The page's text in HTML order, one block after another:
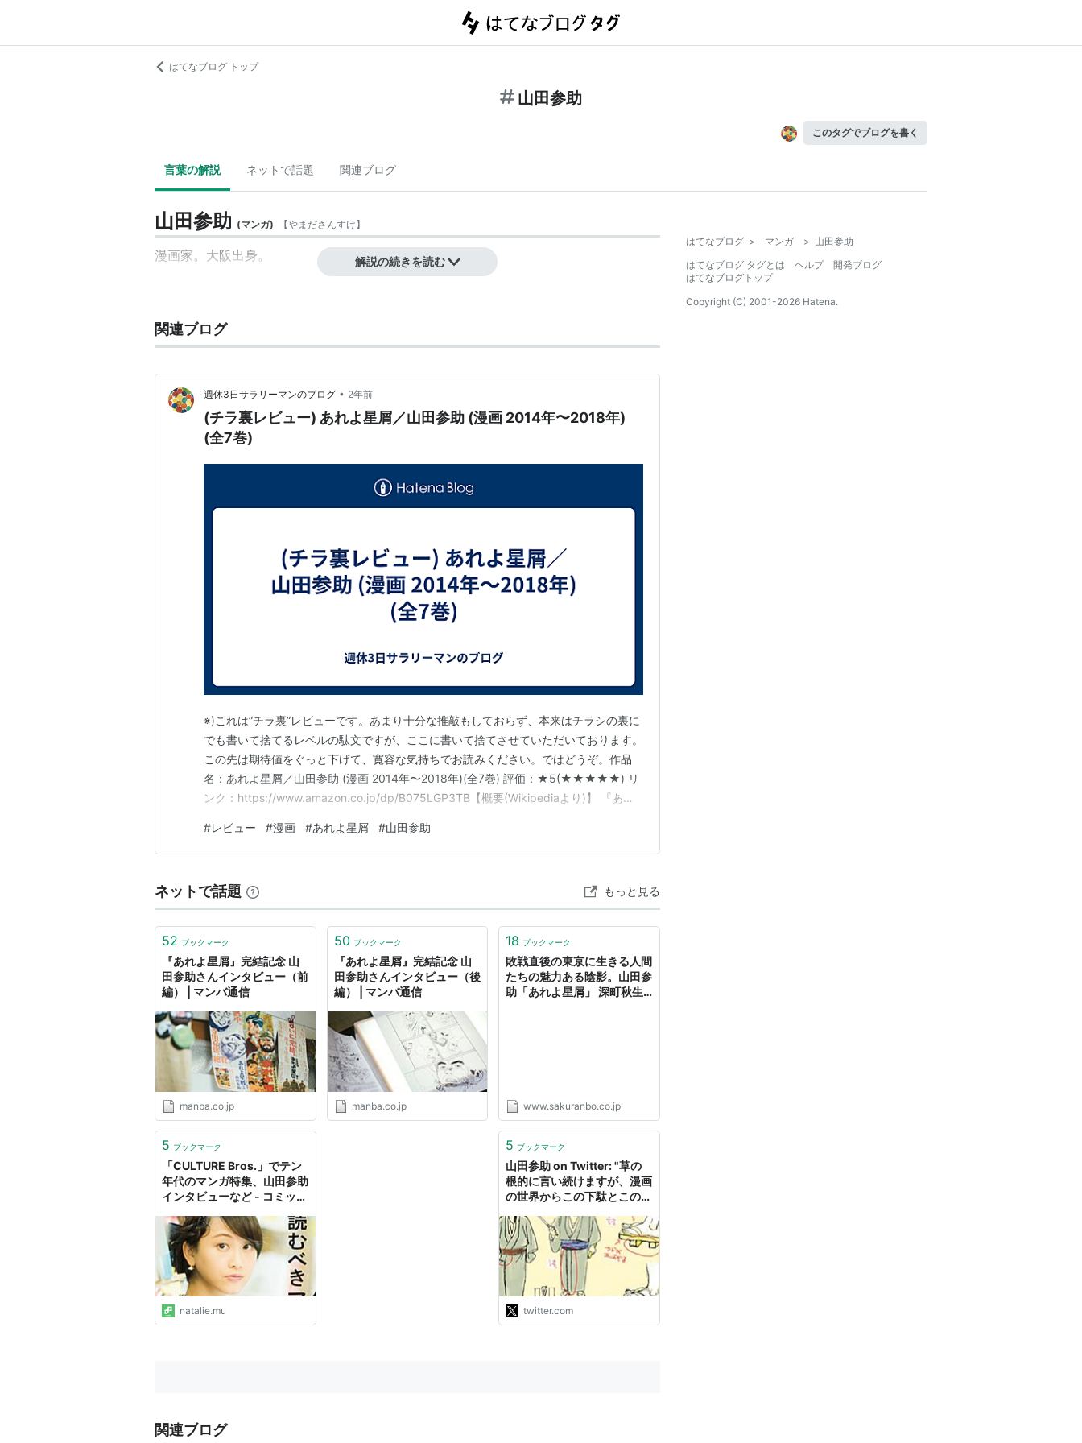
はてなブログ トップ
山田参助
このタグでブログを書く
言葉の解説 ネットで話題 関連ブログ
山田参助 (マンガ) 【やまださんすけ】
漫画家。大阪出身。 解説の続きを読む
関連ブログ
週休3日サラリーマンのブログ • 2年前
(チラ裏レビュー) あれよ星屑／山田参助 (漫画 2014年〜2018年)
(全7巻)
※)これは”チラ裏”レビューです。あまり十分な推敲もしておらず、本来はチラシの裏に
でも書いて捨てるレベルの駄文ですが、ここに書いて捨てさせていただいております。
この先は期待値をぐっと下げて、寛容な気持ちでお読みください。ではどうぞ。作品
名：あれよ星屑／山田参助 (漫画 2014年〜2018年)(全7巻) 評価：★5(★★★★★) リ
ンク：https://www.amazon.co.jp/dp/B075LGP3TB【概要(Wikipediaより)】 『あれ
レイン）にて、2013年9月号から2018年2月号まで連載。 山…
#レビュー #漫画 #あれよ星屑 #山田参助
ネットで話題 もっと見る
52 ブックマーク
『あれよ星屑』完結記念 山
田参助さんインタビュー（前
編） | マンバ通信
manba.co.jp
50 ブックマーク
『あれよ星屑』完結記念 山
田参助さんインタビュー（後
編） | マンバ通信
manba.co.jp
18 ブックマーク
敗戦直後の東京に生きる人間
たちの魅力ある陰影。山田参
助「あれよ星屑」 深町秋生
www.sakuranbo.co.jp
5 ブックマーク
「CULTURE Bros.」でテン
年代のマンガ特集、山田参助
インタビューなど - コミック
natalie.mu
5 ブックマーク
山田参助 on Twitter: "草の
根的に言い続けますが、漫画
の世界からこの下駄とこの着
ていきたいんです・・・
https://t.co/XE6IUgyzjN"
twitter.com
関連ブログ
はてなブログ > マンガ > 山田参助
はてなブログ タグとは
ヘルプ
開発ブログ
はてなブログトップ
Copyright (C) 2001-2026 Hatena.